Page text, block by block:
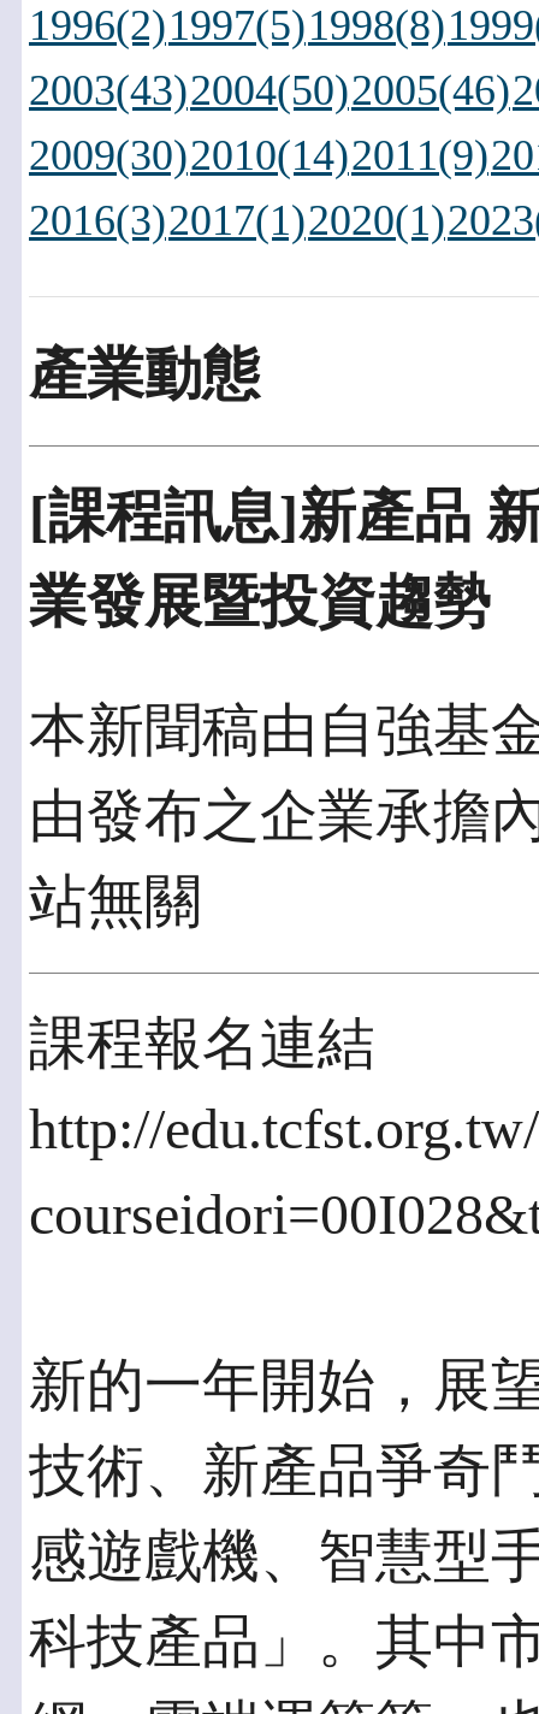
1996(2)1997(5)1998(8)
2003(43)2004(50)2005(46)
2009(30)2010(14)2011(9)
2016(3)2017(1)2020(1)
產業動態
[課程訊息]新產品
業發展暨投資趨勢
本新聞稿由自強基
由發布之企業承擔
站無關
課程報名連結
http://
新的一年開始，展
技術、新產品爭奇
感遊戲機、智慧型
科技產品」。其中